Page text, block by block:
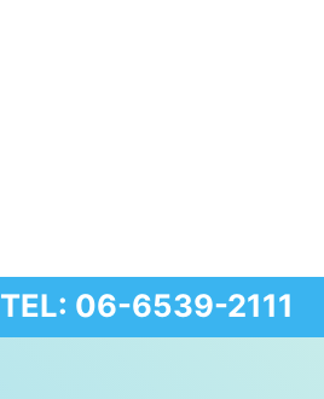
TEL: 06-6539-2111